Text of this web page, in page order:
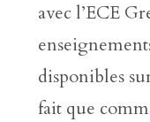
avec l’ECE
disponibles
fait que